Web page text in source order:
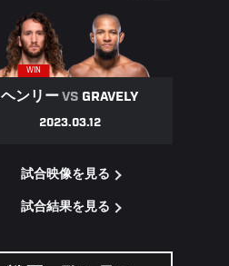
WIN
ヘンリーVS GRAVELY
2023.03.12
試合映像を見る
試合結果を見る